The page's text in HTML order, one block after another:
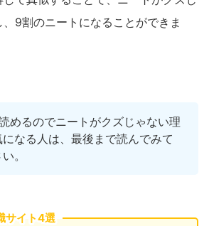
9割のニートになることができま
めるのでニートがクズじゃない理
になる人は、最後まで読んでみて
。
サイト4選